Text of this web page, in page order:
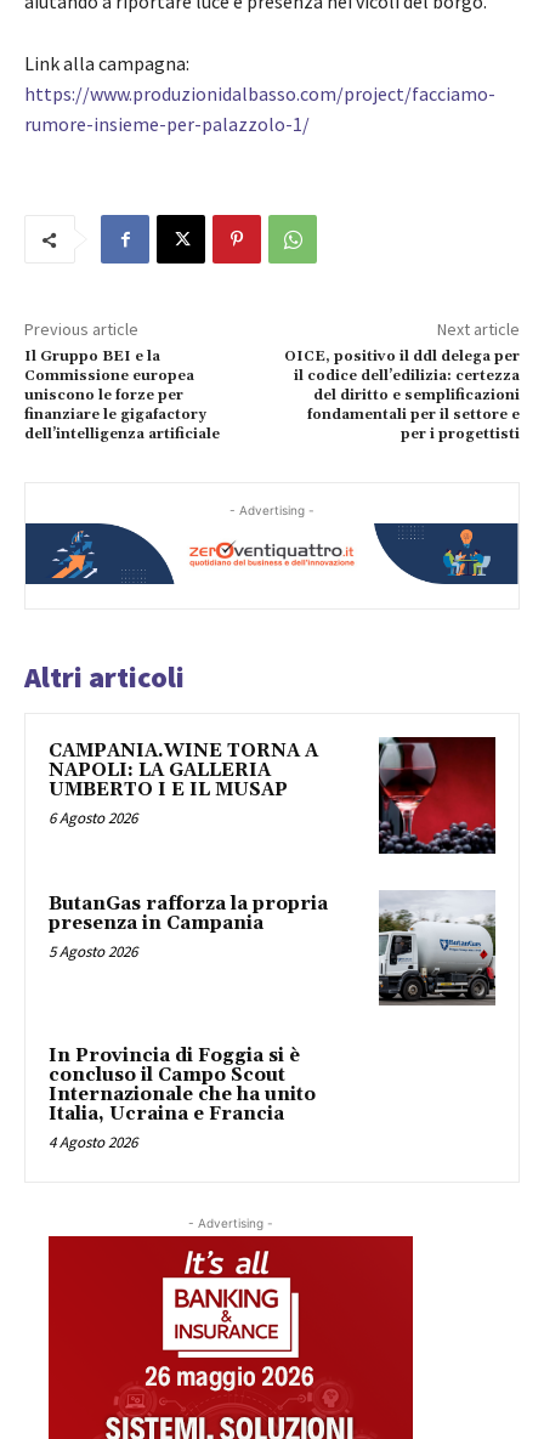
Link alla campagna:
https://www.produzionidalbasso.com/project/facciamo-
rumore-insieme-per-palazzolo-1/
Previous article
Il Gruppo BEI e la
Commissione europea
uniscono le forze per
finanziare le gigafactory
dell’intelligenza artificiale
Next article
OICE, positivo il ddl delega per
il codice dell’edilizia: certezza
del diritto e semplificazioni
fondamentali per il settore e
per i progettisti
- Advertising -
Altri articoli
CAMPANIA.WINE TORNA A
NAPOLI: LA GALLERIA
UMBERTO I E IL MUSAP
6 Agosto 2026
ButanGas rafforza la propria
presenza in Campania
5 Agosto 2026
In Provincia di Foggia si è
concluso il Campo Scout
Internazionale che ha unito
Italia, Ucraina e Francia
4 Agosto 2026
- Advertising -